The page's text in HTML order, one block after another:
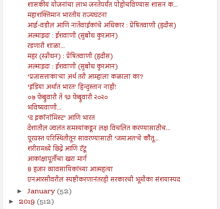
शासकीय योजनांचा लाभ जनतेपर्यंत पोहोचविण्यास शासन क...
महाशक्तिमान भारतीय राज्यघटना
आई-वडील आणि नातेवाईकांचे अधिकार : प्रेषितवाणी (हदीस)
अल्माइदा : ईशवाणी (सुबोध कुरआन)
रडणारी शाळा...
महर (स्त्रीधन) : प्रेषितवाणी (हदीस)
अल्माइदा : ईशवाणी (सुबोध कुरआन)
‘प्रजासत्ताका'चा अर्थ तरी आम्हाला कळाला का?
‘इंडिया अर्थात भारत' हिन्दुस्तान नाही!
०७ फेब्रुवारी ते १३ फेब्रुवारी २०२०
भविष्यवाणी...
‘द इकॉनॉमिस्ट’ आणि भारत
देशातील ज्वलंत समस्यांकडून लक्ष विचलित करण्यासाठीच...
पूरग्रस्त परिस्थितीतून सावरण्यासाठी ‘जमाअत’चे कौतू...
शरीरामध्ये छिद्रे आणि टॅटू
आकांक्षापूर्तीचा खरा मार्ग
8 हजार व्यावसायिकांच्या आत्महत्या
एनआरसीवरील स्पष्टीकरणानंतरही सरकारची भूमीका संशयास्पद
► January(52)
► 2019 (512)